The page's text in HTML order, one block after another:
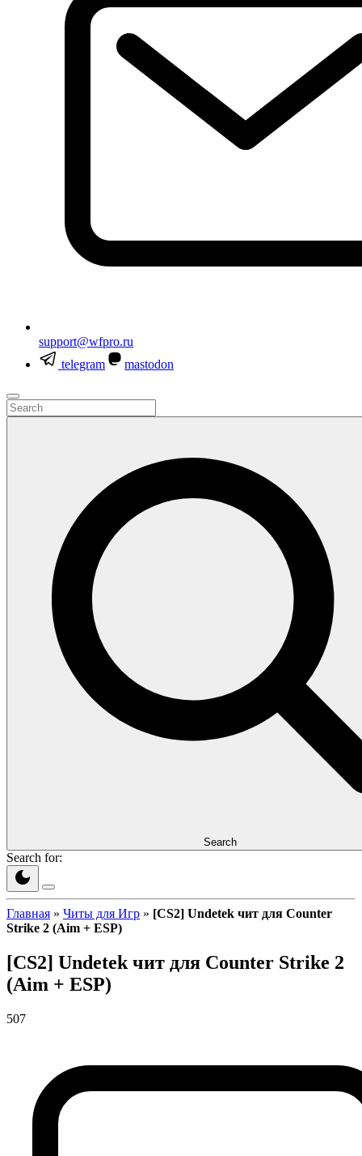
support@wfpro.ru
telegram
mastodon
Search
Search for:
Главная » Читы для Игр » [CS2] Undetek чит для Counter
Strike 2 (Aim + ESP)
[CS2] Undetek чит для Counter Strike 2
(Aim + ESP)
507